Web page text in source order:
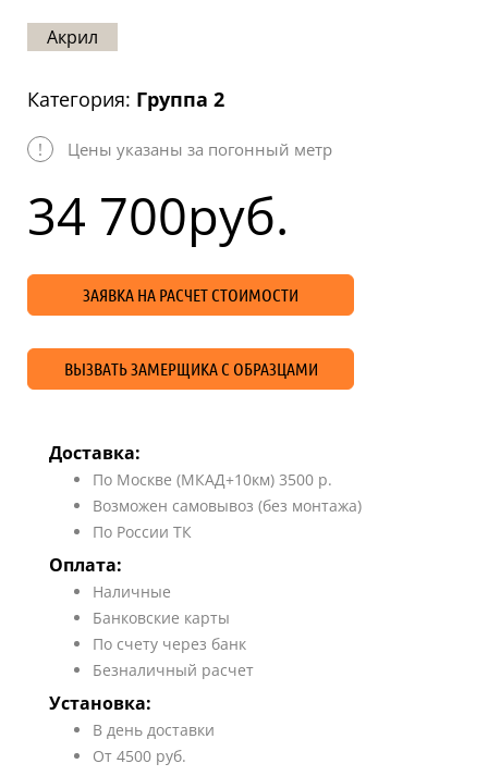
Карта
Акрил
Категория: Группа 2
! Цены указаны за погонный метр
34 700руб.
ЗАЯВКА НА РАСЧЕТ СТОИМОСТИ
ВЫЗВАТЬ ЗАМЕРЩИКА С ОБРАЗЦАМИ
Доставка:
По Москве (МКАД+10км) 3500 р.
Возможен самовывоз (без монтажа)
По России ТК
Оплата:
Наличные
Банковские карты
По счету через банк
Безналичный расчет
Установка:
В день доставки
От 4500 руб.